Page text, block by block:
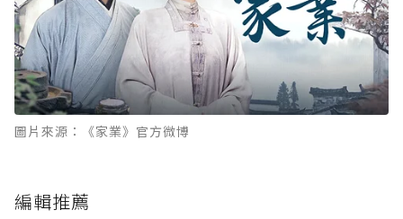
圖片來源：《家業》官方微博
編輯推薦